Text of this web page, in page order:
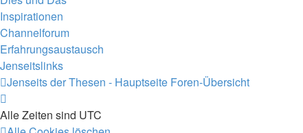
Inspirationen
Channelforum
Erfahrungsaustausch
Jenseitslinks
Jenseits der Thesen - Hauptseite Foren-Übersicht
Alle Zeiten sind UTC